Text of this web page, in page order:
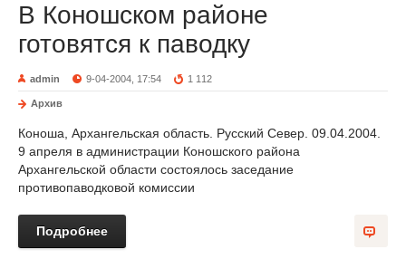
В Коношском районе
готовятся к паводку
admin 9-04-2004, 17:54 1 112
Архив
Коноша, Архангельская область. Русский Север. 09.04.2004.
9 апреля в администрации Коношского района
Архангельской области состоялось заседание
противопаводковой комиссии
Подробнее